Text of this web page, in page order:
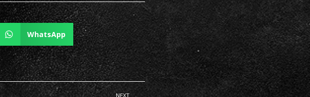
WhatsApp
NEXT